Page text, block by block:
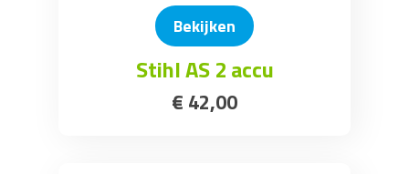
Bekijken
Stihl AS 2 accu
€ 42,00